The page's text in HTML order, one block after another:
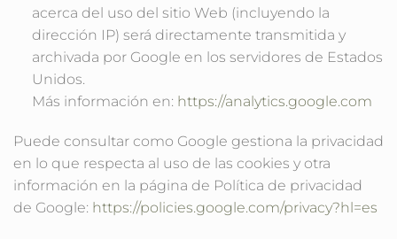
acerca del uso del sitio Web (incluyendo la
dirección IP) será directamente transmitida y
archivada por Google en los servidores de Estados
Unidos.
Más información en: https://analytics.google.com
Puede consultar como Google gestiona la privacidad
en lo que respecta al uso de las cookies y otra
información en la página de Política de privacidad
de Google: https://policies.google.com/privacy?hl=es